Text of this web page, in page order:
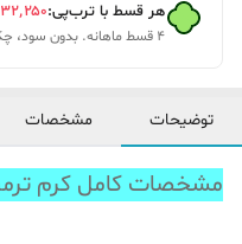
هر قسط با ترب‌پی:
۴ قسط ماهانه. بدون سود، چک و ضامن.
توضیحات مشخصات
مشخصات کامل کرم